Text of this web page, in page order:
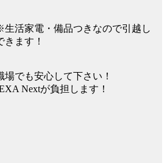
活家電・備品つきなので引越し
ます！
場でも安心して下さい！
Nextが負担します！